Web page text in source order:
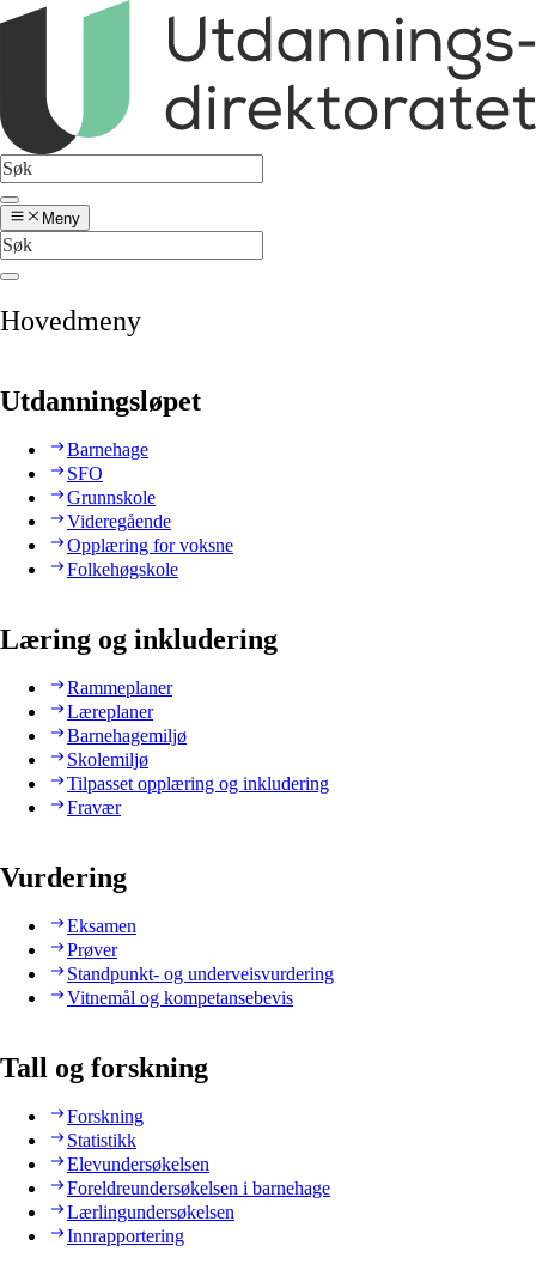
Meny
Hovedmeny
Utdanningsløpet
Barnehage
SFO
Grunnskole
Videregående
Opplæring for voksne
Folkehøgskole
Læring og inkludering
Rammeplaner
Læreplaner
Barnehagemiljø
Skolemiljø
Tilpasset opplæring og inkludering
Fravær
Vurdering
Eksamen
Prøver
Standpunkt- og underveisvurdering
Vitnemål og kompetansebevis
Tall og forskning
Forskning
Statistikk
Elevundersøkelsen
Foreldreundersøkelsen i barnehage
Lærlingundersøkelsen
Innrapportering